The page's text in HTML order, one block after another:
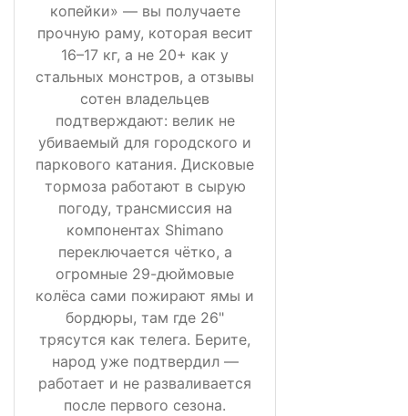
копейки» — вы получаете
прочную раму, которая весит
16–17 кг, а не 20+ как у
стальных монстров, а отзывы
сотен владельцев
подтверждают: велик не
убиваемый для городского и
паркового катания. Дисковые
тормоза работают в сырую
погоду, трансмиссия на
компонентах Shimano
переключается чётко, а
огромные 29-дюймовые
колёса сами пожирают ямы и
бордюры, там где 26"
трясутся как телега. Берите,
народ уже подтвердил —
работает и не разваливается
после первого сезона.